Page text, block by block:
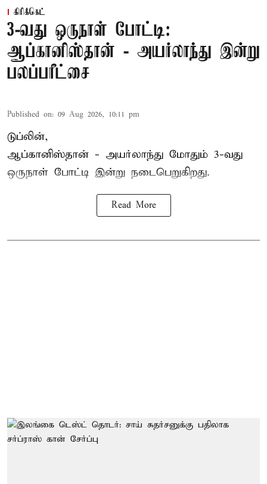
கிரிக்கெட்
3-வது ஒருநாள் போட்டி:
ஆப்கானிஸ்தான் - அயர்லாந்து இன்று
பலப்பரீட்சை
Published on: 09 Aug 2026, 10:11 pm
டுப்லின்,
ஆப்கானிஸ்தான் - அயர்லாந்து மோதும் 3-வது
ஒருநாள் போட்டி இன்று நடைபெறுகிறது.
Read More